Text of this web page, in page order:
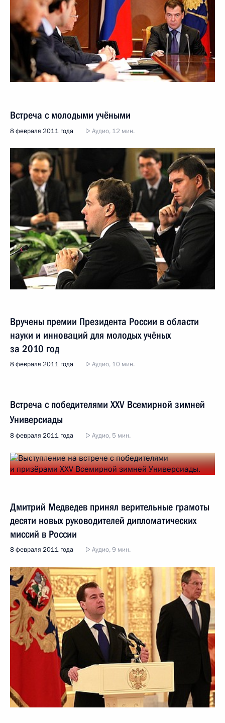
Встреча с молодыми учёными
8 февраля 2011 года Аудио, 12 мин.
Вручены премии Президента России в области
науки и инноваций для молодых учёных
за 2010 год
8 февраля 2011 года Аудио, 10 мин.
Встреча с победителями XXV Всемирной зимней
Универсиады
8 февраля 2011 года Аудио, 5 мин.
Дмитрий Медведев принял верительные грамоты
десяти новых руководителей дипломатических
миссий в России
8 февраля 2011 года Аудио, 9 мин.